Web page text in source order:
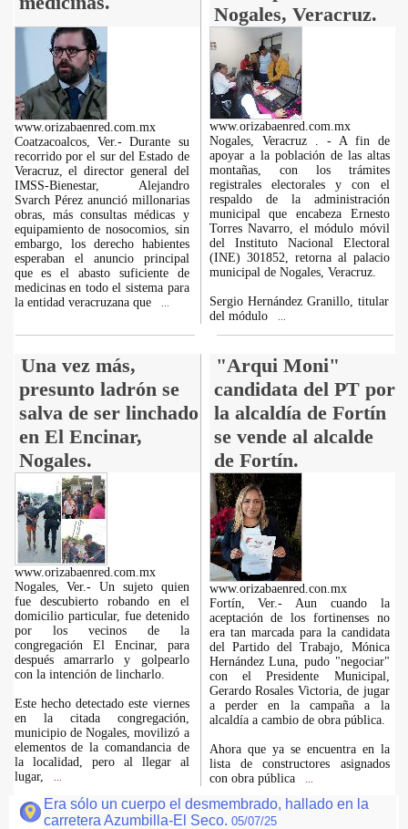
Nogales, Veracruz.
www.orizabaenred.com.mx
Coatzacoalcos, Ver.- Durante su
recorrido por el sur del Estado de
Veracruz, el director general del
IMSS-Bienestar, Alejandro
Svarch Pérez anunció millonarias
obras, más consultas médicas y
equipamiento de nosocomios, sin
embargo, los derecho habientes
esperaban el anuncio principal
que es el abasto suficiente de
medicinas en todo el sistema para
la entidad veracruzana que
www.orizabaenred.com.mx
Nogales, Veracruz . - A fin de
apoyar a la población de las altas
montañas, con los trámites
registrales electorales y con el
respaldo de la administración
municipal que encabeza Ernesto
Torres Navarro, el módulo móvil
del Instituto Nacional Electoral
(INE) 301852, retorna al palacio
municipal de Nogales, Veracruz.
Sergio Hernández Granillo, titular
del módulo
Una vez más,
presunto ladrón se
salva de ser linchado
en El Encinar,
Nogales.
"Arqui Moni"
candidata del PT por
la alcaldía de Fortín
se vende al alcalde
de Fortín.
www.orizabaenred.com.mx
Nogales, Ver.- Un sujeto quien
fue descubierto robando en el
domicilio particular, fue detenido
por los vecinos de la
congregación El Encinar, para
después amarrarlo y golpearlo
con la intención de lincharlo.
Este hecho detectado este viernes
en la citada congregación,
municipio de Nogales, movilizó a
elementos de la comandancia de
la localidad, pero al llegar al
lugar,
www.orizabaenred.con.mx
Fortín, Ver.- Aun cuando la
aceptación de los fortinenses no
era tan marcada para la candidata
del Partido del Trabajo, Mónica
Hernández Luna, pudo "negociar"
con el Presidente Municipal,
Gerardo Rosales Victoria, de jugar
a perder en la campaña a la
alcaldía a cambio de obra pública.
Ahora que ya se encuentra en la
lista de constructores asignados
con obra pública
Era sólo un cuerpo el desmembrado, hallado en la
carretera Azumbilla-El Seco. 05/07/25